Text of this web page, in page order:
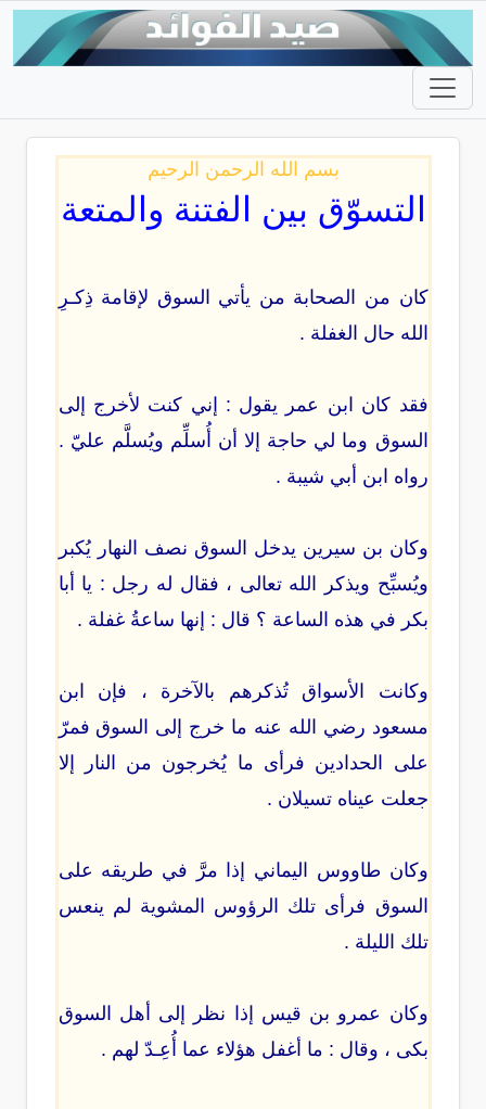
بسم الله الرحمن الرحيم
التسوّق بين الفتنة والمتعة
كان من الصحابة من يأتي السوق لإقامة ذِكـرِ
الله حال الغفلة .
فقد كان ابن عمر يقول : إني كنت لأخرج إلى
السوق وما لي حاجة إلا أن أُسلِّم ويُسلَّم عليّ .
رواه ابن أبي شيبة .
وكان بن سيرين يدخل السوق نصف النهار يُكبر
ويُسبِّح ويذكر الله تعالى ، فقال له رجل : يا أبا
بكر في هذه الساعة ؟ قال : إنها ساعةُ غفلة .
وكانت الأسواق تُذكرهم بالآخرة ، فإن ابن
مسعود رضي الله عنه ما خرج إلى السوق فمرّ
على الحدادين فرأى ما يُخرجون من النار إلا
جعلت عيناه تسيلان .
وكان طاووس اليماني إذا مرَّ في طريقه على
السوق فرأى تلك الرؤوس المشوية لم ينعس
تلك الليلة .
وكان عمرو بن قيس إذا نظر إلى أهل السوق
بكى ، وقال : ما أغفل هؤلاء عما أُعِـدّ لهم .